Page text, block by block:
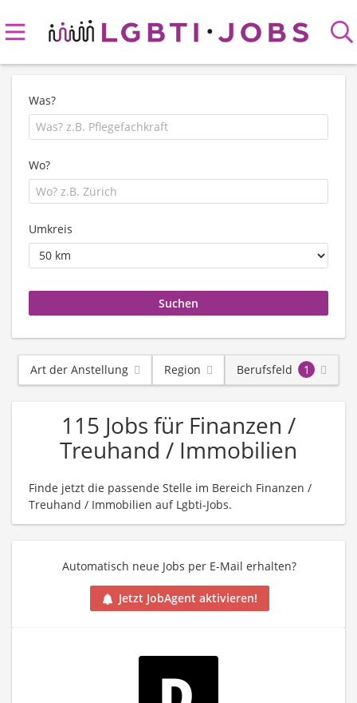
Was?
Wo?
Umkreis
Art der Anstellung Region Berufsfeld 1
115 Jobs für Finanzen /
Treuhand / Immobilien
Finde jetzt die passende Stelle im Bereich Finanzen /
Treuhand / Immobilien auf Lgbti-Jobs.
Automatisch neue Jobs per E-Mail erhalten?
Jetzt JobAgent aktivieren!